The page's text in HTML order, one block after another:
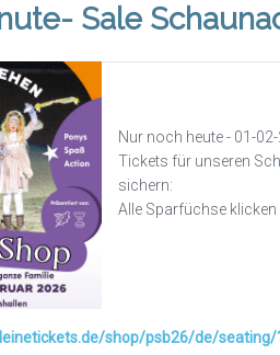
Sale
Nur noch heute - 01-
Tickets für unseren
sichern:
Alle Sparfüchse klicken
shop/psb26/de/seating/